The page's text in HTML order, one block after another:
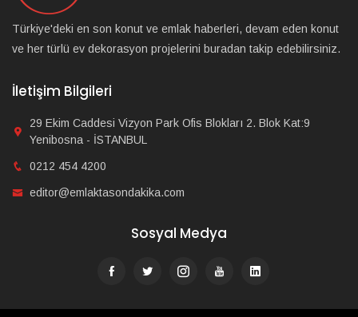
Türkiye'deki en son konut ve emlak haberleri, devam eden konut
ve her türlü ev dekorasyon projelerini buradan takip edebilirsiniz.
İletişim Bilgileri
29 Ekim Caddesi Vizyon Park Ofis Blokları 2. Blok Kat:9
Yenibosna - İSTANBUL
0212 454 4200
editor@emlaktasondakika.com
Sosyal Medya